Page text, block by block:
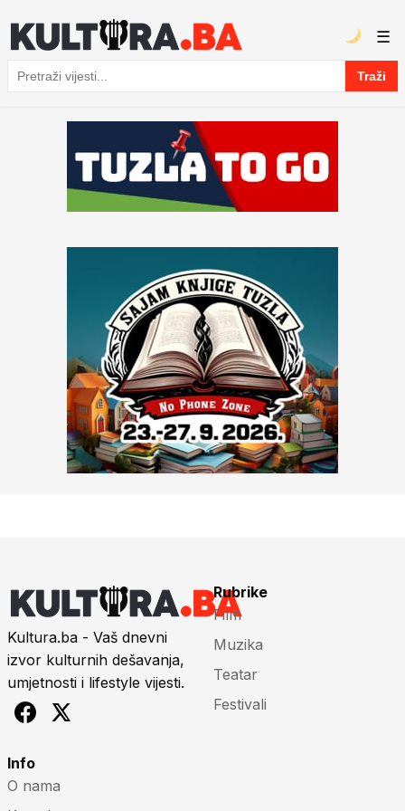
Pretraga
Traži
☰
Kultura.ba - Vaš dnevni
izvor kulturnih dešavanja,
umjetnosti i lifestyle vijesti.
Rubrike
Film
Muzika
Teatar
Festivali
Info
O nama